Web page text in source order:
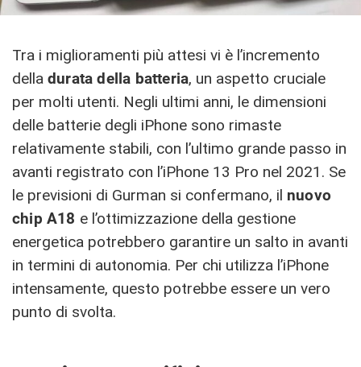
Tra i miglioramenti più attesi vi è l’incremento
della durata della batteria, un aspetto cruciale
per molti utenti. Negli ultimi anni, le dimensioni
delle batterie degli iPhone sono rimaste
relativamente stabili, con l’ultimo grande passo in
avanti registrato con l’iPhone 13 Pro nel 2021. Se
le previsioni di Gurman si confermano, il nuovo
chip A18 e l’ottimizzazione della gestione
energetica potrebbero garantire un salto in avanti
in termini di autonomia. Per chi utilizza l’iPhone
intensamente, questo potrebbe essere un vero
punto di svolta.